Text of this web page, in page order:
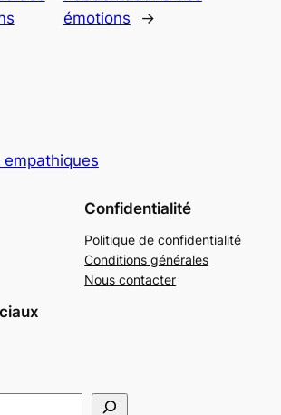
émotions
→
Confidentialité
Politique de confidentialité
Conditions générales
Nous contacter